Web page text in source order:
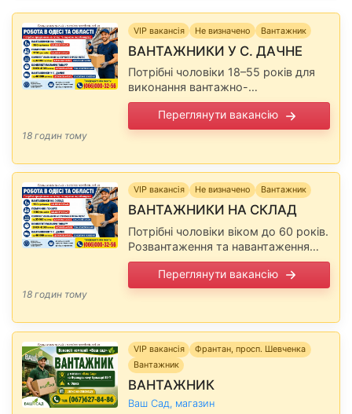
VIP вакансія Не визначено Вантажник
ВАНТАЖНИКИ У С. ДАЧНЕ
Потрібні чоловіки 18–55 років для
виконання вантажно-
розвантажувальних робіт. Оплата —
від 40 000 грн/місяць або 11 000
грн за тиждень. Виплати щотижня.
Переглянути вакансію
18 годин тому
VIP вакансія Не визначено Вантажник
ВАНТАЖНИКИ НА СКЛАД
Потрібні чоловіки віком до 60 років.
Розвантаження та навантаження
матеріалів вагою до 30 кг. Оплата
— 960 грн/зміна або 120 грн/
година. Щоденний розрахунок.
Переглянути вакансію
18 годин тому
VIP вакансія
Франтан, просп. Шевченка
Вантажник
ВАНТАЖНИК
Ваш Сад, магазин